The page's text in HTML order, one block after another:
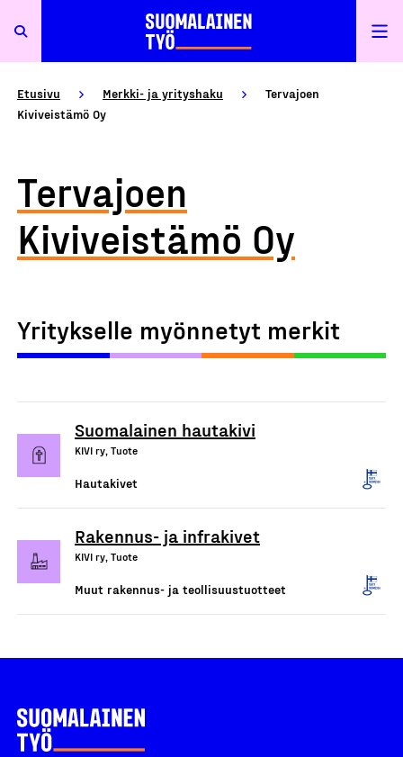
Etusivu Merkki- ja yrityshaku
Tervajoen
Kiviveistämö Oy
Tervajoen
Kiviveistämö Oy
Yritykselle myönnetyt merkit
Suomalainen hautakivi
KIVI ry, Tuote
Hautakivet
Rakennus- ja infrakivet
KIVI ry, Tuote
Muut rakennus- ja teollisuustuotteet